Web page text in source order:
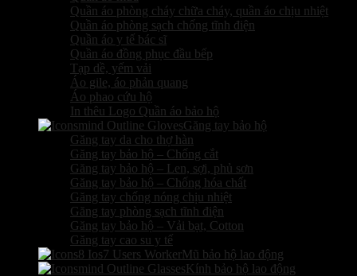
Quần áo phòng cháy chữa cháy, quần áo chịu nhiệt
Quần áo phòng sạch chống tĩnh điện
Quần áo y tế bác sĩ
Quần áo đồng phục đầu bếp
Tạp dề, yếm vải
Áo gile, áo phản quang
Áo phao cứu hộ
In thêu Logo Quần áo bảo hộ
Găng tay bảo hộ
Găng tay da cho thợ hàn
Găng tay bảo hộ – Chống cắt
Găng tay bảo hộ – Len, sợi, phủ sơn
Găng tay bảo hộ – Chống hóa chất
Găng tay chống nóng chịu nhiệt
Găng tay phòng sạch tĩnh điện
Găng tay bảo hộ – Vải bạt, Cotton
Găng tay cao su y tế
Mũ bảo hộ lao động
Kính bảo hộ lao động